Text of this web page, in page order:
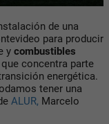
de una
para producir
y combustibles
concentra parte
energética.
tener una
ALUR, Marcelo